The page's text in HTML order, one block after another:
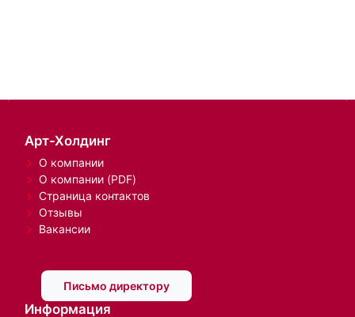
Арт-Холдинг
О компании
О компании (PDF)
Страница контактов
Отзывы
Вакансии
Письмо директору
Информация